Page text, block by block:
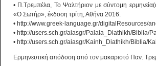
• Π.Τρεμπέλα, Το Ψαλτήριον με σύντομη
«Ο Σωτήρ», έκδοση τρίτη, Αθήνα 2016.
• http://www.greek-language.gr/digitalResources/
• http://users.sch.gr/aiasgr/Palaia_Diathikh/Biblia/
• http://users.sch.gr/aiasgr/Kainh_Diathikh/Biblia/
Ερμηνευτική απόδοση από τον μακαριστό Παν.